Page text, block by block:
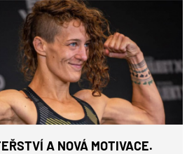
A NOVÁ MOTIVACE.